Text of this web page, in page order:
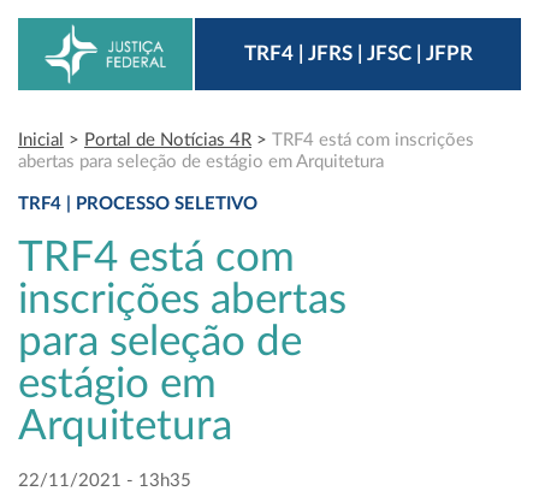
TRF4 | JFRS | JFSC | JFPR
Inicial > Portal de Notícias 4R > TRF4 está com inscrições
abertas para seleção de estágio em Arquitetura
TRF4 | PROCESSO SELETIVO
TRF4 está com
inscrições abertas
para seleção de
estágio em
Arquitetura
22/11/2021 - 13h35